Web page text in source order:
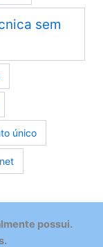
sem
único
possui.